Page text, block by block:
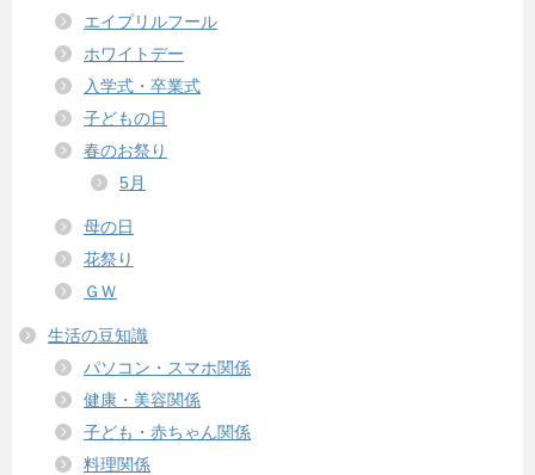
エイプリルフール
ホワイトデー
入学式・卒業式
子どもの日
春のお祭り
5月
母の日
花祭り
ＧＷ
生活の豆知識
パソコン・スマホ関係
健康・美容関係
子ども・赤ちゃん関係
料理関係